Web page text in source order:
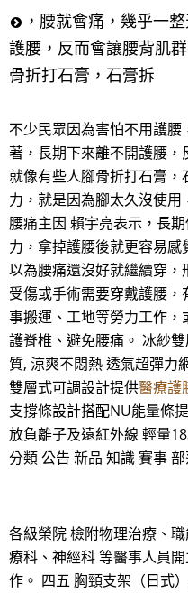
，腰就會痛，幾乎一
護腰，反而會讓腰背肌
骨折打石膏，石膏拆
不少民眾因為害怕不用護
著，長期下來離不開護腰，
就像有些人腳骨折打石膏
力，就是因為腳太久沒使
腰痛主因 賴宇亮表示，長
力，拿掉護腰後就更容易感
以為腰痛還沒好就繼續穿
受傷或手術需要穿戴護腰
事搬運、工地等勞力工作
護脊椎、避免腰痛。 冰紗
質, 涼爽不悶熱 透氣超彈力
雙層式可調設計提供醫療護
支撐條設計搭配NU能量條
放負離子及遠紅外線 輕量
分類 公告 新品 知識 賽事
各級榮院 檢附物理治療、
療科、神經科 等醫事人員
作。 四五 胸頸支架（日式